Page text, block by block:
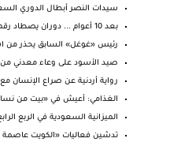
سيدات النصر أبطال الدوري
بعد 10 أعوام ... دوران يصطاد رقم السومة
رئيس «غوغل» السابق يحذر من
صيد الأسود على وعاء معدني
رواية أردنية عن صراع الإنسان
الغذامي: أعيش في «بيت من
الميزانية السعودية في الربع الرابع:
تدشين فعاليات «الكويت عاصمة